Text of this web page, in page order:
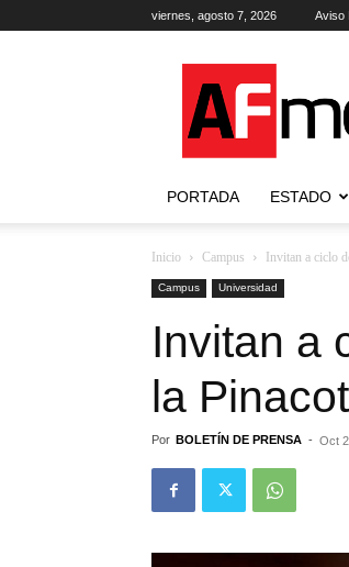
viernes, agosto 7, 2026 Aviso
PORTADA ESTADO
Inicio Campus Invitan a ciclo
Campus Universidad
Invitan a
la
Por BOLETÍN DE PRENSA - Oct